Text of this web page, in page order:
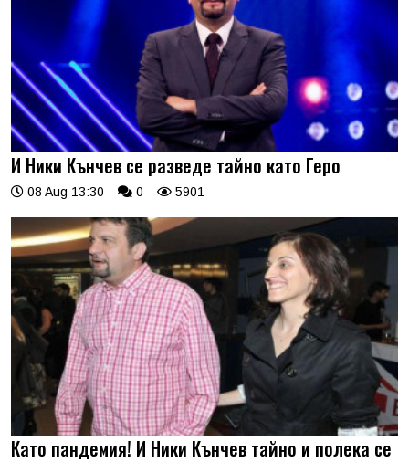
И Ники Кънчев се разведе тайно като Геро
08 Aug 13:30 0 5901
Като пандемия! И Ники Кънчев тайно и полека се